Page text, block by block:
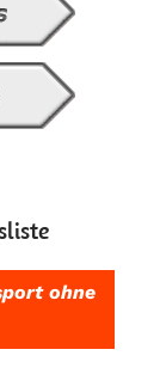
ohne